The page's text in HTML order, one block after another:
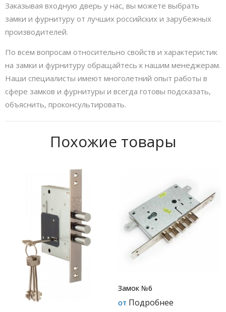
Заказывая входную дверь у нас, вы можете выбрать
замки и фурнитуру от лучших российских и зарубежных
производителей.
По всем вопросам относительно свойств и характеристик
на замки и фурнитуру обращайтесь к нашим менеджерам.
Наши специалисты имеют многолетний опыт работы в
сфере замков и фурнитуры и всегда готовы подсказать,
объяснить, проконсультировать.
Похожие товары
Замок №6
от Подробнее